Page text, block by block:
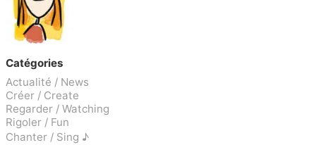
Catégories
Actualité / News
Créer / Create
Regarder / Watching
Rigoler / Fun
Chanter / Sing ♪